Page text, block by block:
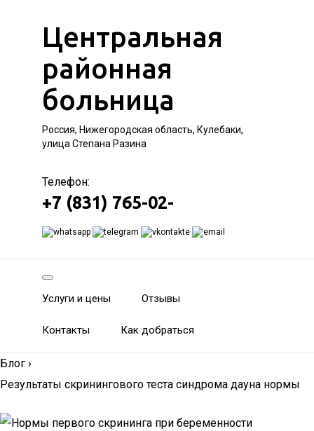
Центральная
районная
больница
Россия, Нижегородская область, Кулебаки,
улица Степана Разина
Телефон:
+7 (831) 765-02-
Услуги и цены Отзывы
Контакты Как добраться
Блог ›
Результаты скринингового теста синдрома дауна нормы